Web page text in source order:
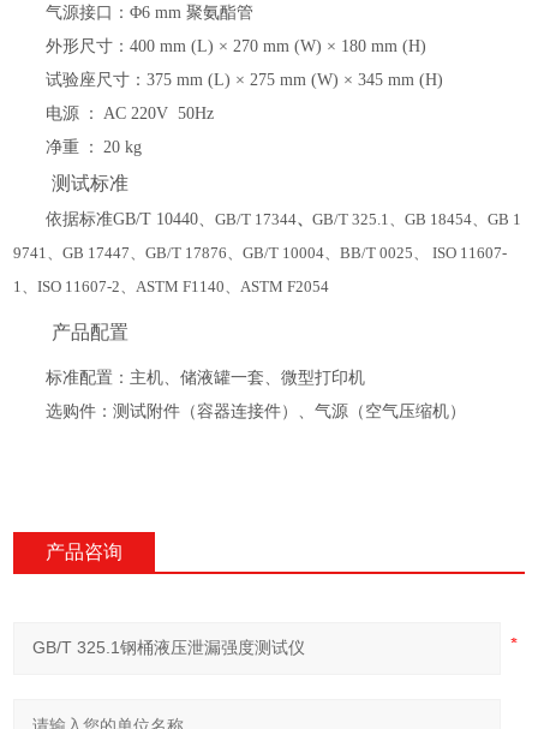
气源接口：Φ6 mm 聚氨酯管
外形尺寸：400 mm (L) × 270 mm (W) × 180 mm (H)
试验座尺寸：375 mm (L) × 275 mm (W) × 345 mm (H)
电源 ：
AC 220V 50Hz
净重 ： 20 kg
测试标准
依据标准GB/T 10440、GB/T 17344、GB/T 325.1、GB 18454、GB 1
9741、GB 17447、GB/T 17876、GB/T 10004、BB/T 0025、 ISO 11607-
1、ISO 11607-2、ASTM F1140、ASTM F2054
产品配置
标准配置：主机、储液罐一套、微型打印机
选购件：测试附件（容器连接件）、气源（空气压缩机）
产品咨询